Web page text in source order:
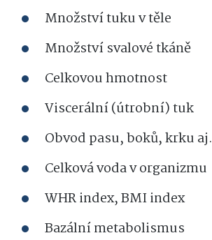
Množství tuku v těle
Množství svalové tkáně
Celkovou hmotnost
Viscerální (útrobní) tuk
Obvod pasu, boků, krku aj.
Celková voda v organizmu
WHR index, BMI index
Bazální metabolismus